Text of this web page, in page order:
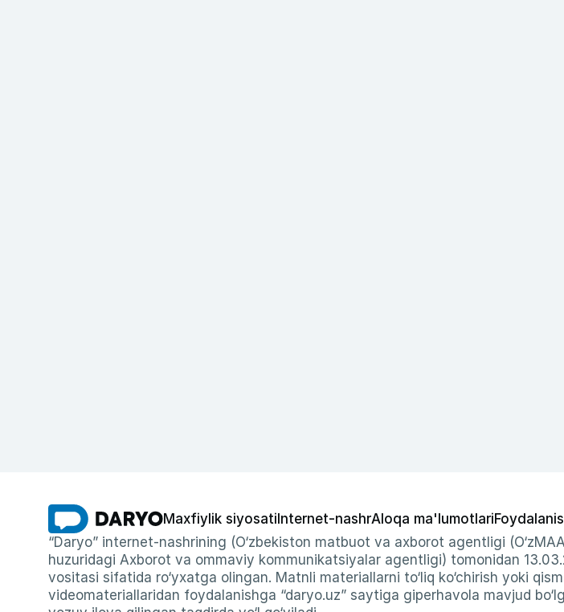
Maxfiylik siyosati Internet-nashrAloqa ma'lumotlari
“Daryo” internet-nashrining (O‘zbekiston matbuot va axborot agentligi
huzuridagi Axborot va ommaviy kommunikatsiyalar agentligi) tomonidan
vositasi sifatida ro‘yxatga olingan. Matnli materiallarni to‘liq ko‘chirish yoki
videomateriallaridan foydalanishga “daryo.uz” saytiga giperhavola mavjud